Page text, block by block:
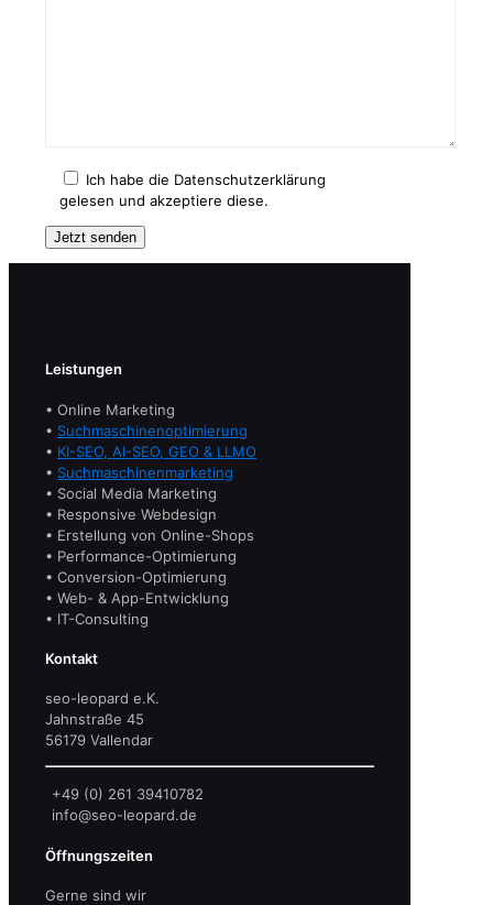
Ich habe die Datenschutzerklärung
gelesen und akzeptiere diese.
Leistungen
• Online Marketing
• Suchmaschinenoptimierung
• KI-SEO, AI-SEO, GEO & LLMO
• Suchmaschinenmarketing
• Social Media Marketing
• Responsive Webdesign
• Erstellung von Online-Shops
• Performance-Optimierung
• Conversion-Optimierung
• Web- & App-Entwicklung
• IT-Consulting
Kontakt
seo-leopard e.K.
Jahnstraße 45
56179 Vallendar
+49 (0) 261 39410782
info@seo-leopard.de
Öffnungszeiten
Gerne sind wir